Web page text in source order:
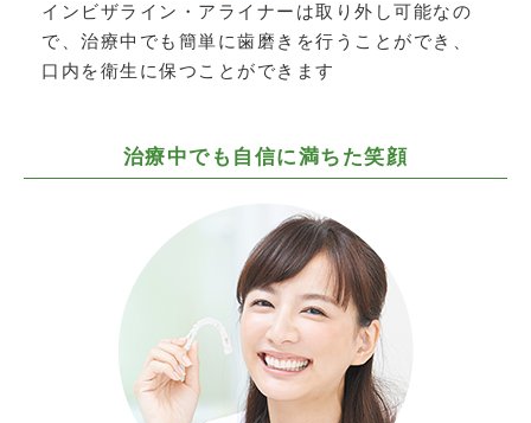
インビザライン・アライナーは取り外し可能なの
で、治療中でも簡単に歯磨きを行うことができ、
口内を衛生に保つことができます
治療中でも自信に満ちた笑顔